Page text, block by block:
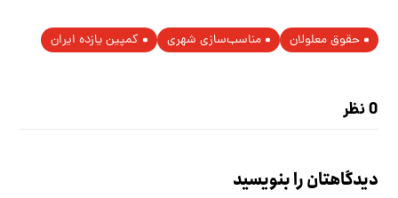
حقوق معلولان مناسب‌سازی شهری کمپین یازده ایران
0 نظر
دیدگاهتان را بنویسید